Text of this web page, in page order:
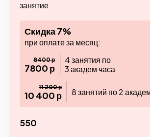
занятие
Скидка 7%
при оплате за месяц:
8400 р
7800 р
4 занятия по
3 академ часа
11 200 р
10 400 р 8 занятий по 2
550